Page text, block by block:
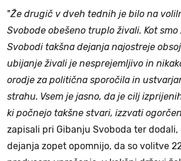
"Že drugič v dveh tednih je bilo na
Svobode obešeno truplo živali. Kot
Svobodi takšna dejanja najostreje
ubijanje živali je nesprejemljivo in
orodje za politična sporočila in
strahu. Vsem je jasno, da je cilj
ki počnejo takšne stvari, izzvati
zapisali pri Gibanju Svoboda ter dodali,
dejanja zopet opomnijo, da so volitve